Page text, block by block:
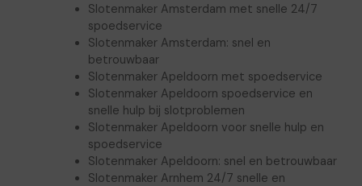
Slotenmaker Amsterdam met snelle 24/7
spoedservice
Slotenmaker Amsterdam: snel en
betrouwbaar
Slotenmaker Apeldoorn met spoedservice
Slotenmaker Apeldoorn spoedservice en
snelle hulp bij slotproblemen
Slotenmaker Apeldoorn voor snelle hulp en
spoedservice
Slotenmaker Apeldoorn: snel en betrouwbaar
Slotenmaker Arnhem 24/7 snelle en